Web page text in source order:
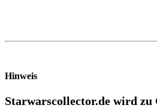
Hinweis
Starwarscollector.de wird zu